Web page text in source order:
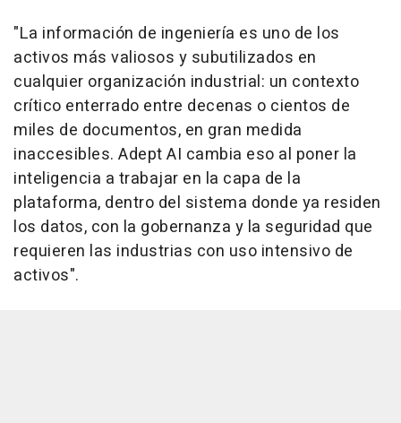
"La información de ingeniería es uno de los
activos más valiosos y subutilizados en
cualquier organización industrial: un contexto
crítico enterrado entre decenas o cientos de
miles de documentos, en gran medida
inaccesibles. Adept AI cambia eso al poner la
inteligencia a trabajar en la capa de la
plataforma, dentro del sistema donde ya residen
los datos, con la gobernanza y la seguridad que
requieren las industrias con uso intensivo de
activos".